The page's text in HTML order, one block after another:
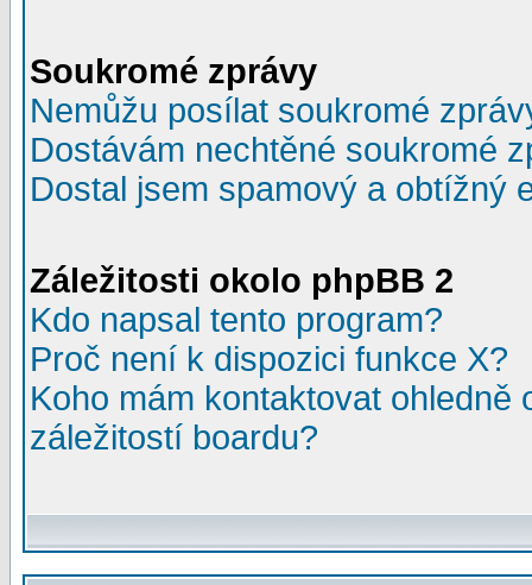
Soukromé zprávy
Nemůžu posílat soukromé
Dostávám nechtěné soukromé
Dostal jsem spamový a obtížný
Záležitosti okolo phpBB 2
Kdo napsal tento program?
Proč není k dispozici funkce X?
Koho mám kontaktovat
záležitostí boardu?